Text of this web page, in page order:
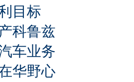
目标
科鲁兹
车业务
华野心